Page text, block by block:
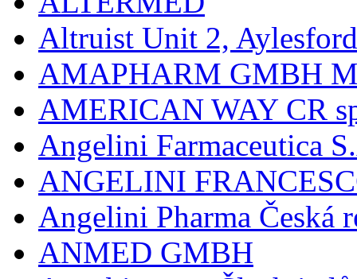
Altruist Unit 2, Aylesford
AMAPHARM GMBH
AMERICAN WAY CR
Angelini Farmaceutica
ANGELINI
Angelini Pharma Česká
ANMED GMBH